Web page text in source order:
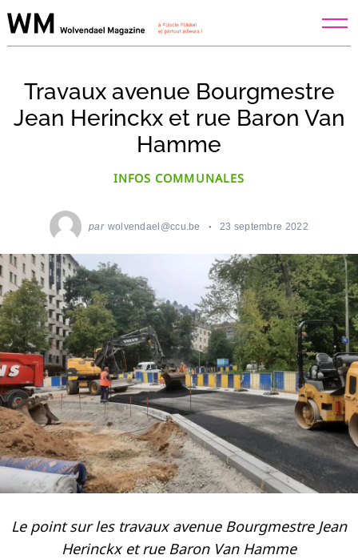
Skip
to
Travaux avenue Bourgmestre
Jean Herinckx et rue Baron Van
Hamme
INFOS COMMUNALES
par wolvendael@ccu.be 23 septembre 2022
Le point sur les travaux avenue Bourgmestre Jean
Herinckx et rue Baron Van Hamme